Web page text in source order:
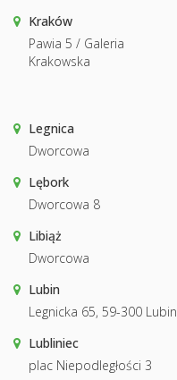
Kraków
Pawia 5 / Galeria
Krakowska
Legnica
Dworcowa
Lębork
Dworcowa 8
Libiąż
Dworcowa
Lubin
Legnicka 65, 59-300 Lubin
Lubliniec
plac Niepodległości 3